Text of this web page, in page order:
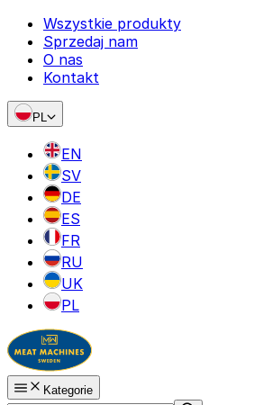
Wszystkie produkty
Sprzedaj nam
O nas
Kontakt
PL
EN
SV
DE
ES
FR
RU
UK
PL
Kategorie